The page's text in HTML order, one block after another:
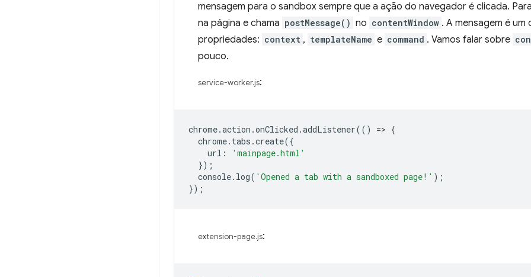
mensagem para o sandbox sempre que a ação do navegador é clicada.
na página e chama postMessage() no contentWindow . A mensagem é
propriedades: context , templateName e command . Vamos falar sobre
pouco.
service-worker.js:
chrome.action .onClicked .addListener(() => {
chrome. tabs .create({
url :
'mainpage.html'
});
console. log( 'Opened a tab with a sandboxed page!' );
});
extension-page.js: